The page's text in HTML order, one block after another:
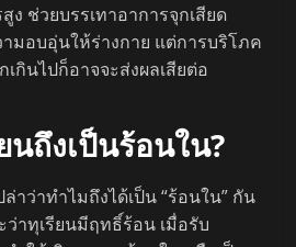
ช่วยบรรเทาอาการจุกเสียด
มอบอุ่นให้ร่างกาย แต่การบริโภค
กินไปก็อาจจะส่งผลเสียต่อ
นถึงเป็นร้อนใน?
าว่าทำไมถึงได้เป็น “ร้อนใน” กัน
ว่าทุเรียนมีฤทธิ์ร้อน เมื่อรับ